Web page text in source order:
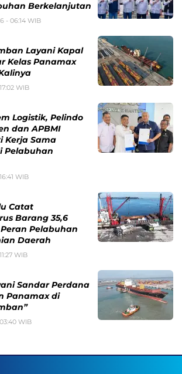
Berkelanjutan
- 06:14 WIB
Layani Kapal
Kelas Panamax
WIB
Logistik, Pelindo
dan APBMI
Kerja Sama
Pelabuhan
WIB
Catat
Barang 35,6
Pelabuhan
Daerah
WIB
Sandar Perdana
Panamax di
WIB